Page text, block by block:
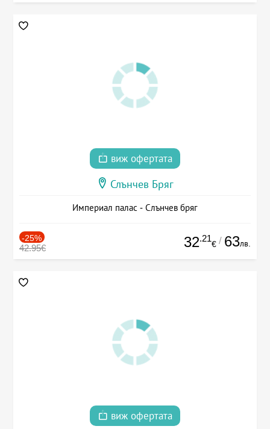
виж офертата
Слънчев Бряг
Империал палас - Слънчев бряг
-25%
42.95€ 32.21
€ / 63лв.
виж офертата